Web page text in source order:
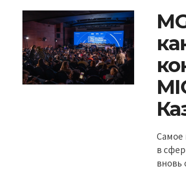
Самое
в
вновь